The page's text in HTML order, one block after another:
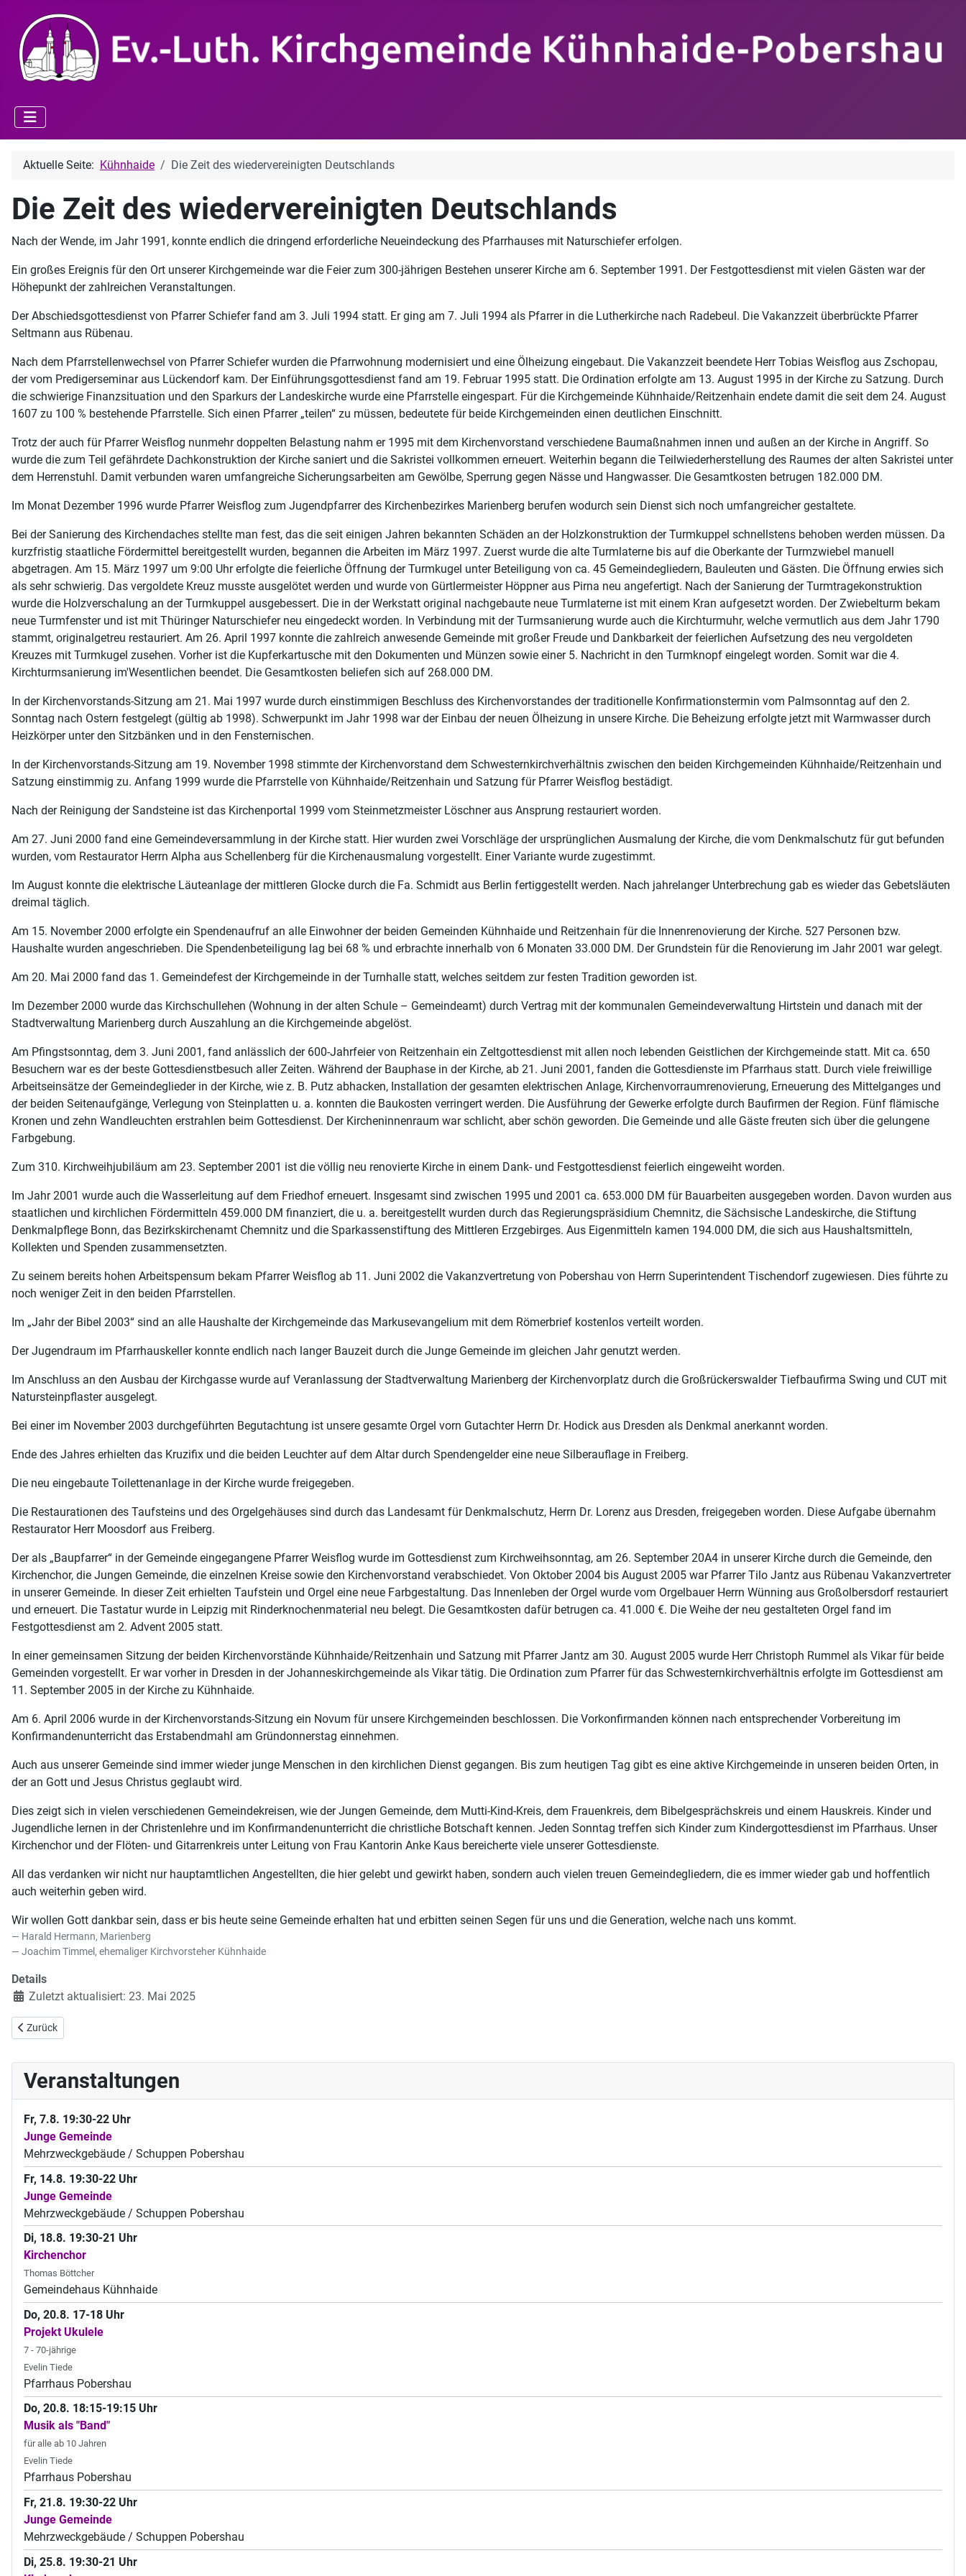
Aktuelle Seite: Kühnhaide Die Zeit des wiedervereinigten Deutschlands
Die Zeit des wiedervereinigten Deutschlands
Nach der Wende, im Jahr 1991, konnte endlich die dringend erforderliche Neueindeckung des Pfarrhauses mit Naturschiefer erfolgen.
Ein großes Ereignis für den Ort unserer Kirchgemeinde war die Feier zum 300-jährigen Bestehen unserer Kirche am 6. September 1991. Der Festgottesdienst mit vielen Gästen war der
Höhepunkt der zahlreichen Veranstaltungen.
Der Abschiedsgottesdienst von Pfarrer Schiefer fand am 3. Juli 1994 statt. Er ging am 7. Juli 1994 als Pfarrer in die Lutherkirche nach Radebeul. Die Vakanzzeit überbrückte Pfarrer
Seltmann aus Rübenau.
Nach dem Pfarrstellenwechsel von Pfarrer Schiefer wurden die Pfarrwohnung modernisiert und eine Ölheizung eingebaut. Die Vakanzzeit beendete Herr Tobias Weisflog aus Zschopau,
der vom Predigerseminar aus Lückendorf kam. Der Einführungsgottesdienst fand am 19. Februar 1995 statt. Die Ordination erfolgte am 13. August 1995 in der Kirche zu Satzung. Durch
die schwierige Finanzsituation und den Sparkurs der Landeskirche wurde eine Pfarrstelle eingespart. Für die Kirchgemeinde Kühnhaide/Reitzenhain endete damit die seit dem 24. August
1607 zu 100 % bestehende Pfarrstelle. Sich einen Pfarrer „teilen“ zu müssen, bedeutete für beide Kirchgemeinden einen deutlichen Einschnitt.
Trotz der auch für Pfarrer Weisflog nunmehr doppelten Belastung nahm er 1995 mit dem Kirchenvorstand verschiedene Baumaßnahmen innen und außen an der Kirche in Angriff. So
wurde die zum Teil gefährdete Dachkonstruktion der Kirche saniert und die Sakristei vollkommen erneuert. Weiterhin begann die Teilwiederherstellung des Raumes der alten Sakristei unter
dem Herrenstuhl. Damit verbunden waren umfangreiche Sicherungsarbeiten am Gewölbe, Sperrung gegen Nässe und Hangwasser. Die Gesamtkosten betrugen 182.000 DM.
Im Monat Dezember 1996 wurde Pfarrer Weisflog zum Jugendpfarrer des Kirchenbezirkes Marienberg berufen wodurch sein Dienst sich noch umfangreicher gestaltete.
Bei der Sanierung des Kirchendaches stellte man fest, das die seit einigen Jahren bekannten Schäden an der Holzkonstruktion der Turmkuppel schnellstens behoben werden müssen. Da
kurzfristig staatliche Fördermittel bereitgestellt wurden, begannen die Arbeiten im März 1997. Zuerst wurde die alte Turmlaterne bis auf die Oberkante der Turmzwiebel manuell
abgetragen. Am 15. März 1997 um 9:00 Uhr erfolgte die feierliche Öffnung der Turmkugel unter Beteiligung von ca. 45 Gemeindegliedern, Bauleuten und Gästen. Die Öffnung erwies sich
als sehr schwierig. Das vergoldete Kreuz musste ausgelötet werden und wurde von Gürtlermeister Höppner aus Pirna neu angefertigt. Nach der Sanierung der Turmtragekonstruktion
wurde die Holzverschalung an der Turmkuppel ausgebessert. Die in der Werkstatt original nachgebaute neue Turmlaterne ist mit einem Kran aufgesetzt worden. Der Zwiebelturm bekam
neue Turmfenster und ist mit Thüringer Naturschiefer neu eingedeckt worden. In Verbindung mit der Turmsanierung wurde auch die Kirchturmuhr, welche vermutlich aus dem Jahr 1790
stammt, originalgetreu restauriert. Am 26. April 1997 konnte die zahlreich anwesende Gemeinde mit großer Freude und Dankbarkeit der feierlichen Aufsetzung des neu vergoldeten
Kreuzes mit Turmkugel zusehen. Vorher ist die Kupferkartusche mit den Dokumenten und Münzen sowie einer 5. Nachricht in den Turmknopf eingelegt worden. Somit war die 4.
Kirchturmsanierung im'Wesentlichen beendet. Die Gesamtkosten beliefen sich auf 268.000 DM.
In der Kirchenvorstands-Sitzung am 21. Mai 1997 wurde durch einstimmigen Beschluss des Kirchenvorstandes der traditionelle Konfirmationstermin vom Palmsonntag auf den 2.
Sonntag nach Ostern festgelegt (gültig ab 1998). Schwerpunkt im Jahr 1998 war der Einbau der neuen Ölheizung in unsere Kirche. Die Beheizung erfolgte jetzt mit Warmwasser durch
Heizkörper unter den Sitzbänken und in den Fensternischen.
In der Kirchenvorstands-Sitzung am 19. November 1998 stimmte der Kirchenvorstand dem Schwesternkirchverhältnis zwischen den beiden Kirchgemeinden Kühnhaide/Reitzenhain und
Satzung einstimmig zu. Anfang 1999 wurde die Pfarrstelle von Kühnhaide/Reitzenhain und Satzung für Pfarrer Weisflog bestädigt.
Nach der Reinigung der Sandsteine ist das Kirchenportal 1999 vom Steinmetzmeister Löschner aus Ansprung restauriert worden.
Am 27. Juni 2000 fand eine Gemeindeversammlung in der Kirche statt. Hier wurden zwei Vorschläge der ursprünglichen Ausmalung der Kirche, die vom Denkmalschutz für gut befunden
wurden, vom Restaurator Herrn Alpha aus Schellenberg für die Kirchenausmalung vorgestellt. Einer Variante wurde zugestimmt.
Im August konnte die elektrische Läuteanlage der mittleren Glocke durch die Fa. Schmidt aus Berlin fertiggestellt werden. Nach jahrelanger Unterbrechung gab es wieder das Gebetsläuten
dreimal täglich.
Am 15. November 2000 erfolgte ein Spendenaufruf an alle Einwohner der beiden Gemeinden Kühnhaide und Reitzenhain für die Innenrenovierung der Kirche. 527 Personen bzw.
Haushalte wurden angeschrieben. Die Spendenbeteiligung lag bei 68 % und erbrachte innerhalb von 6 Monaten 33.000 DM. Der Grundstein für die Renovierung im Jahr 2001 war gelegt.
Am 20. Mai 2000 fand das 1. Gemeindefest der Kirchgemeinde in der Turnhalle statt, welches seitdem zur festen Tradition geworden ist.
Im Dezember 2000 wurde das Kirchschullehen (Wohnung in der alten Schule – Gemeindeamt) durch Vertrag mit der kommunalen Gemeindeverwaltung Hirtstein und danach mit der
Stadtverwaltung Marienberg durch Auszahlung an die Kirchgemeinde abgelöst.
Am Pfingstsonntag, dem 3. Juni 2001, fand anlässlich der 600-Jahrfeier von Reitzenhain ein Zeltgottesdienst mit allen noch lebenden Geistlichen der Kirchgemeinde statt. Mit ca. 650
Besuchern war es der beste Gottesdienstbesuch aller Zeiten. Während der Bauphase in der Kirche, ab 21. Juni 2001, fanden die Gottesdienste im Pfarrhaus statt. Durch viele freiwillige
Arbeitseinsätze der Gemeindeglieder in der Kirche, wie z. B. Putz abhacken, Installation der gesamten elektrischen Anlage, Kirchenvorraumrenovierung, Erneuerung des Mittelganges und
der beiden Seitenaufgänge, Verlegung von Steinplatten u. a. konnten die Baukosten verringert werden. Die Ausführung der Gewerke erfolgte durch Baufirmen der Region. Fünf flämische
Kronen und zehn Wandleuchten erstrahlen beim Gottesdienst. Der Kircheninnenraum war schlicht, aber schön geworden. Die Gemeinde und alle Gäste freuten sich über die gelungene
Farbgebung.
Zum 310. Kirchweihjubiläum am 23. September 2001 ist die völlig neu renovierte Kirche in einem Dank- und Festgottesdienst feierlich eingeweiht worden.
Im Jahr 2001 wurde auch die Wasserleitung auf dem Friedhof erneuert. Insgesamt sind zwischen 1995 und 2001 ca. 653.000 DM für Bauarbeiten ausgegeben worden. Davon wurden aus
staatlichen und kirchlichen Fördermitteln 459.000 DM finanziert, die u. a. bereitgestellt wurden durch das Regierungspräsidium Chemnitz, die Sächsische Landeskirche, die Stiftung
Denkmalpflege Bonn, das Bezirkskirchenamt Chemnitz und die Sparkassenstiftung des Mittleren Erzgebirges. Aus Eigenmitteln kamen 194.000 DM, die sich aus Haushaltsmitteln,
Kollekten und Spenden zusammensetzten.
Zu seinem bereits hohen Arbeitspensum bekam Pfarrer Weisflog ab 11. Juni 2002 die Vakanzvertretung von Pobershau von Herrn Superintendent Tischendorf zugewiesen. Dies führte zu
noch weniger Zeit in den beiden Pfarrstellen.
Im „Jahr der Bibel 2003“ sind an alle Haushalte der Kirchgemeinde das Markusevangelium mit dem Römerbrief kostenlos verteilt worden.
Der Jugendraum im Pfarrhauskeller konnte endlich nach langer Bauzeit durch die Junge Gemeinde im gleichen Jahr genutzt werden.
Im Anschluss an den Ausbau der Kirchgasse wurde auf Veranlassung der Stadtverwaltung Marienberg der Kirchenvorplatz durch die Großrückerswalder Tiefbaufirma Swing und CUT mit
Natursteinpflaster ausgelegt.
Bei einer im November 2003 durchgeführten Begutachtung ist unsere gesamte Orgel vorn Gutachter Herrn Dr. Hodick aus Dresden als Denkmal anerkannt worden.
Ende des Jahres erhielten das Kruzifix und die beiden Leuchter auf dem Altar durch Spendengelder eine neue Silberauflage in Freiberg.
Die neu eingebaute Toilettenanlage in der Kirche wurde freigegeben.
Die Restaurationen des Taufsteins und des Orgelgehäuses sind durch das Landesamt für Denkmalschutz, Herrn Dr. Lorenz aus Dresden, freigegeben worden. Diese Aufgabe übernahm
Restaurator Herr Moosdorf aus Freiberg.
Der als „Baupfarrer“ in der Gemeinde eingegangene Pfarrer Weisflog wurde im Gottesdienst zum Kirchweihsonntag, am 26. September 20A4 in unserer Kirche durch die Gemeinde, den
Kirchenchor, die Jungen Gemeinde, die einzelnen Kreise sowie den Kirchenvorstand verabschiedet. Von Oktober 2004 bis August 2005 war Pfarrer Tilo Jantz aus Rübenau Vakanzvertreter
in unserer Gemeinde. In dieser Zeit erhielten Taufstein und Orgel eine neue Farbgestaltung. Das Innenleben der Orgel wurde vom Orgelbauer Herrn Wünning aus Großolbersdorf restauriert
und erneuert. Die Tastatur wurde in Leipzig mit Rinderknochenmaterial neu belegt. Die Gesamtkosten dafür betrugen ca. 41.000 €. Die Weihe der neu gestalteten Orgel fand im
Festgottesdienst am 2. Advent 2005 statt.
In einer gemeinsamen Sitzung der beiden Kirchenvorstände Kühnhaide/Reitzenhain und Satzung mit Pfarrer Jantz am 30. August 2005 wurde Herr Christoph Rummel als Vikar für beide
Gemeinden vorgestellt. Er war vorher in Dresden in der Johanneskirchgemeinde als Vikar tätig. Die Ordination zum Pfarrer für das Schwesternkirchverhältnis erfolgte im Gottesdienst am
11. September 2005 in der Kirche zu Kühnhaide.
Am 6. April 2006 wurde in der Kirchenvorstands-Sitzung ein Novum für unsere Kirchgemeinden beschlossen. Die Vorkonfirmanden können nach entsprechender Vorbereitung im
Konfirmandenunterricht das Erstabendmahl am Gründonnerstag einnehmen.
Auch aus unserer Gemeinde sind immer wieder junge Menschen in den kirchlichen Dienst gegangen. Bis zum heutigen Tag gibt es eine aktive Kirchgemeinde in unseren beiden Orten, in
der an Gott und Jesus Christus geglaubt wird.
Dies zeigt sich in vielen verschiedenen Gemeindekreisen, wie der Jungen Gemeinde, dem Mutti-Kind-Kreis, dem Frauenkreis, dem Bibelgesprächskreis und einem Hauskreis. Kinder und
Jugendliche lernen in der Christenlehre und im Konfirmandenunterricht die christliche Botschaft kennen. Jeden Sonntag treffen sich Kinder zum Kindergottesdienst im Pfarrhaus. Unser
Kirchenchor und der Flöten- und Gitarrenkreis unter Leitung von Frau Kantorin Anke Kaus bereicherte viele unserer Gottesdienste.
All das verdanken wir nicht nur hauptamtlichen Angestellten, die hier gelebt und gewirkt haben, sondern auch vielen treuen Gemeindegliedern, die es immer wieder gab und hoffentlich
auch weiterhin geben wird.
Wir wollen Gott dankbar sein, dass er bis heute seine Gemeinde erhalten hat und erbitten seinen Segen für uns und die Generation, welche nach uns kommt.
Harald Hermann, Marienberg
Joachim Timmel, ehemaliger Kirchvorsteher Kühnhaide
Details
Zuletzt aktualisiert: 23. Mai 2025
Vorheriger Beitrag: Die Zeit während des Bestehens der zwei Staaten
Zurück
Veranstaltungen
Fr, 7.8. 19:30-22 Uhr
Junge Gemeinde
Mehrzweckgebäude / Schuppen Pobershau
Fr, 14.8. 19:30-22 Uhr
Junge Gemeinde
Mehrzweckgebäude / Schuppen Pobershau
Di, 18.8. 19:30-21 Uhr
Kirchenchor
Thomas Böttcher
Gemeindehaus Kühnhaide
Do, 20.8. 17-18 Uhr
Projekt Ukulele
7 - 70-jährige
Evelin Tiede
Pfarrhaus Pobershau
Do, 20.8. 18:15-19:15 Uhr
Musik als "Band"
für alle ab 10 Jahren
Evelin Tiede
Pfarrhaus Pobershau
Fr, 21.8. 19:30-22 Uhr
Junge Gemeinde
Mehrzweckgebäude / Schuppen Pobershau
Di, 25.8. 19:30-21 Uhr